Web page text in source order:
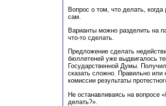
Вопрос о том, что делать,
сам.
Варианты можно разделить на
что-то сделать.
Предложение сделать
бюллетеней уже выдвигалось
Государственной Думы.
сказать сложно. Правильно или
комиссии результаты
Не останавливаясь на вопросе
делать?».